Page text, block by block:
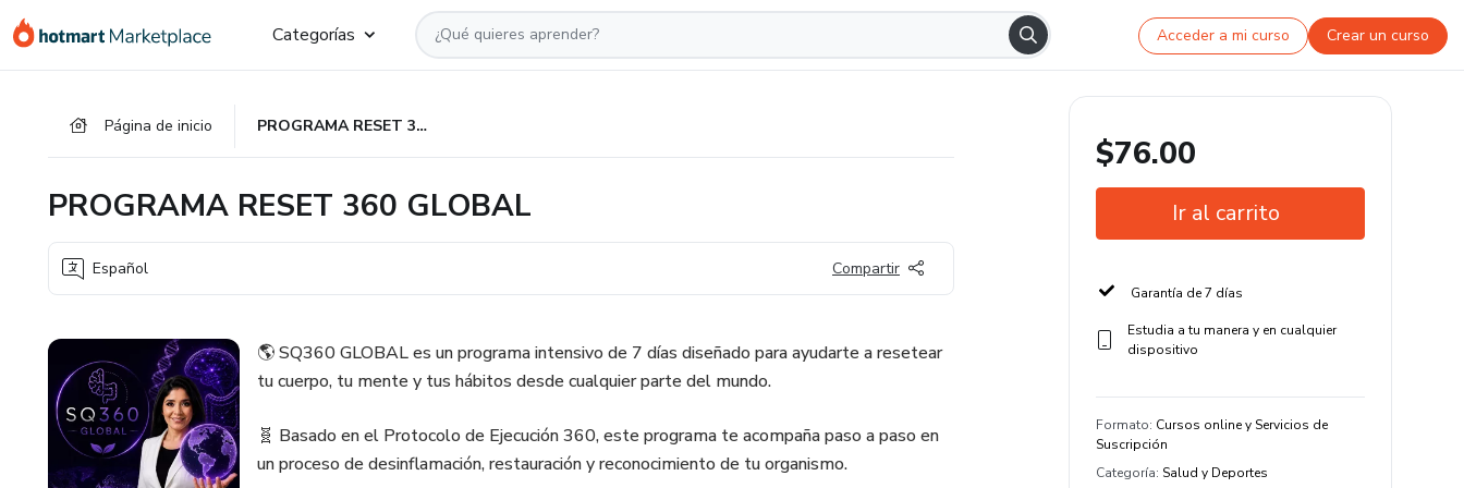
Categorías Acceder a mi curso Crear un curso
Página de inicio PROGRAMA RESET 360 GLOBAL
PROGRAMA RESET 360 GLOBAL
Español Compartir
🌎 SQ360 GLOBAL es un programa intensivo de 7 días diseñado para ayudarte a resetear
tu cuerpo, tu mente y tus hábitos desde cualquier parte del mundo.
🧬 Basado en el Protocolo de Ejecución 360, este programa te acompaña paso a paso en
un proceso de desinflamación, restauración y reconocimiento de tu organismo.
$76.00
Ir al carrito
Garantía de 7 días
Estudia a tu manera y en cualquier
dispositivo
Formato: Cursos online y Servicios de
Suscripción
Categoría: Salud y Deportes